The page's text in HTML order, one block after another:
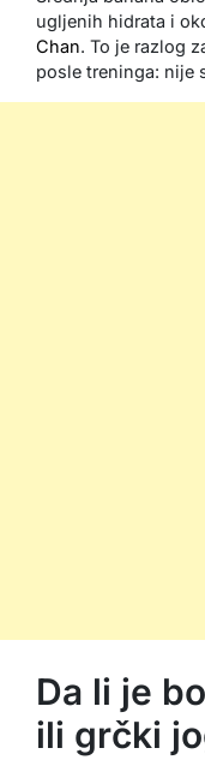
ugljenih hidrata i
Chan. To je razlog
posle treninga: nije
Da li je
ili grčki